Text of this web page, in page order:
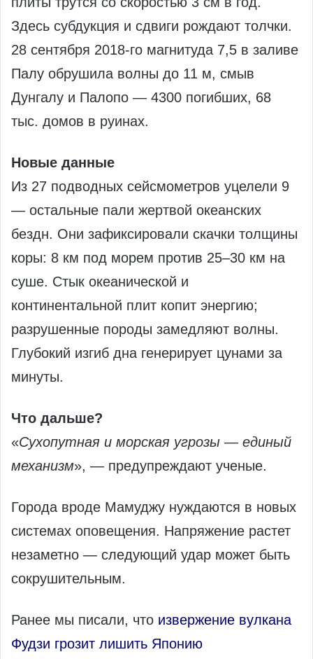
Здесь субдукция и сдвиги рождают толчки.
28 сентября 2018-го магнитуда 7,5 в заливе
Палу обрушила волны до 11 м, смыв
Дунгалу и Палопо — 4300 погибших, 68
тыс. домов в руинах.
Новые данные
Из 27 подводных сейсмометров уцелели 9
— остальные пали жертвой океанских
бездн. Они зафиксировали скачки толщины
коры: 8 км под морем против 25–30 км на
суше. Стык океанической и
континентальной плит копит энергию;
разрушенные породы замедляют волны.
Глубокий изгиб дна генерирует цунами за
минуты.
Что дальше?
«Сухопутная и морская угрозы — единый
механизм», — предупреждают ученые.
Города вроде Мамуджу нуждаются в новых
системах оповещения. Напряжение растет
незаметно — следующий удар может быть
сокрушительным.
Ранее мы писали, что извержение вулкана
Фудзи грозит лишить Японию